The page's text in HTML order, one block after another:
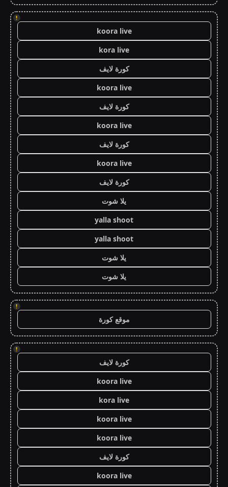
!
koora live
kora live
كورة لايف
koora live
كورة لايف
koora live
كورة لايف
koora live
كورة لايف
يلا شوت
yalla shoot
yalla shoot
يلا شوت
يلا شوت
!
موقع كورة
!
كورة لايف
koora live
kora live
koora live
koora live
كورة لايف
koora live